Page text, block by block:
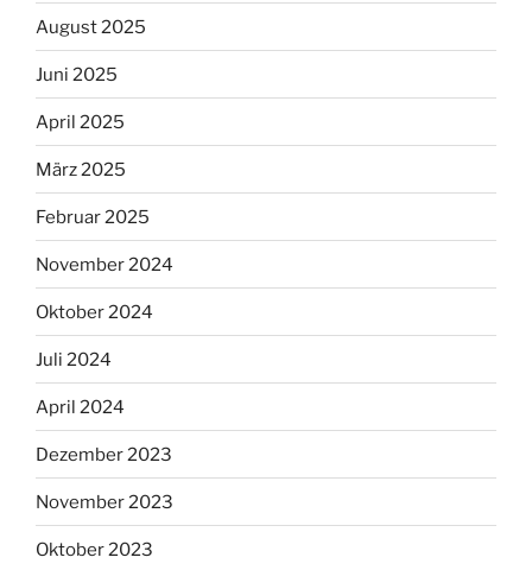
August 2025
Juni 2025
April 2025
März 2025
Februar 2025
November 2024
Oktober 2024
Juli 2024
April 2024
Dezember 2023
November 2023
Oktober 2023